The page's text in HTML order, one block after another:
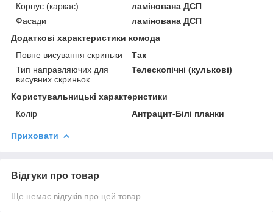
Корпус (каркас)
ламінована ДСП
Фасади
ламінована ДСП
Додаткові характеристики комода
Повне висування скриньки
Так
Тип направляючих для
висувних скриньок
Телескопічні (кулькові)
Користувальницькі характеристики
Колір
Антрацит-Білі планки
Приховати
Відгуки про товар
Ще немає відгуків про цей товар